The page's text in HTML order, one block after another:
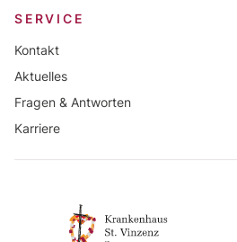
SERVICE
Kontakt
Aktuelles
Fragen & Antworten
Karriere